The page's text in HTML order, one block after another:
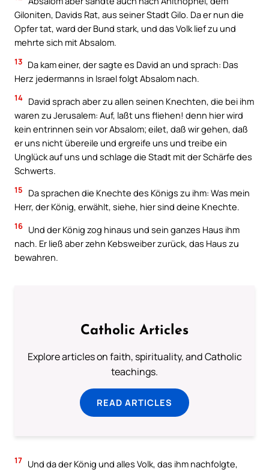
Giloniten, Davids Rat, aus seiner Stadt Gilo. Da er nun die
Opfer tat, ward der Bund stark, und das Volk lief zu und
mehrte sich mit Absalom.
13 Da kam einer, der sagte es David an und sprach: Das
Herz jedermanns in Israel folgt Absalom nach.
14 David sprach aber zu allen seinen Knechten, die bei ihm
waren zu Jerusalem: Auf, laßt uns fliehen! denn hier wird
kein entrinnen sein vor Absalom; eilet, daß wir gehen, daß
er uns nicht übereile und ergreife uns und treibe ein
Unglück auf uns und schlage die Stadt mit der Schärfe des
Schwerts.
15
Da sprachen die Knechte des Königs zu ihm: Was mein
Herr, der König, erwählt, siehe, hier sind deine Knechte.
16 Und der König zog hinaus und sein ganzes Haus ihm
nach. Er ließ aber zehn Kebsweiber zurück, das Haus zu
bewahren.
Catholic Articles
Explore articles on faith, spirituality, and Catholic
teachings.
READ ARTICLES
17 Und da der König und alles Volk, das ihm nachfolgte,